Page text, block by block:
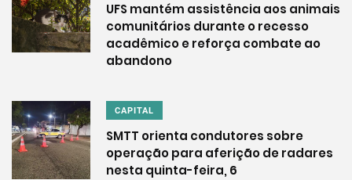
UFS mantém assistência aos animais
comunitários durante o recesso
acadêmico e reforça combate ao
abandono
CAPITAL
SMTT orienta condutores sobre
operação para aferição de radares
nesta quinta-feira, 6